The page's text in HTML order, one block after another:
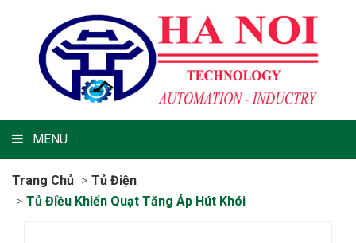
MENU
Trang Chủ
Tủ Điện
Tủ Điều Khiển Quạt Tăng Áp Hút Khói